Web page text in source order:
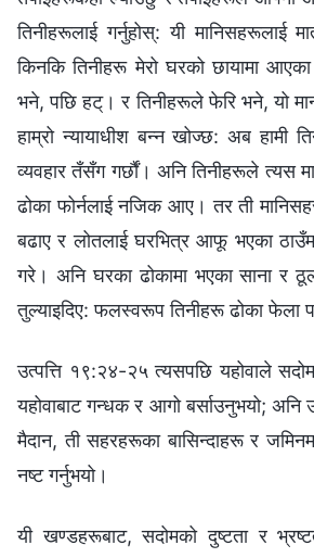
तिनीहरूलाई गर्नुहोस्: यी मानिसहरूलाई
किनकि तिनीहरू मेरो घरको छायामा
भने, पछि हट्। र तिनीहरूले फेरि भने, यो
हाम्रो न्यायाधीश बन्‍न खोज्छ: अब हामी
व्यवहार तँसँग गर्छौं। अनि तिनीहरूले त्यस
ढोका फोर्नलाई नजिक आए। तर ती
बढाए र लोतलाई घरभित्र आफू भएका
गरे। अनि घरका ढोकामा भएका साना र
तुल्याइदिए: फलस्वरूप तिनीहरू ढोका फेला
उत्पत्ति १९:२४-२५ त्यसपछि यहोवाले सदोम
यहोवाबाट गन्धक र आगो बर्साउनुभयो; अनि
मैदान, ती सहरहरूका बासिन्दाहरू र
नष्ट गर्नुभयो।
यी खण्डहरूबाट, सदोमको दुष्टता र